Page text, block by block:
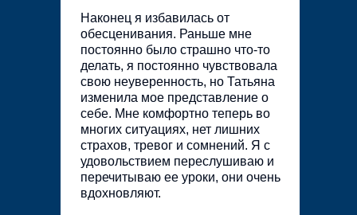
Наконец я избавилась от
обесценивания. Раньше мне
постоянно было страшно что-то
делать, я постоянно чувствовала
свою неуверенность, но Татьяна
изменила мое представление о
себе. Мне комфортно теперь во
многих ситуациях, нет лишних
страхов, тревог и сомнений. Я с
удовольствием переслушиваю и
перечитываю ее уроки, они очень
вдохновляют.